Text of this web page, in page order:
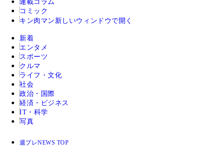
連載コラム
コミック
キン肉マン 新しいウィンドウで開く
新着
エンタメ
スポーツ
クルマ
ライフ・文化
社会
政治・国際
経済・ビジネス
IT・科学
写真
週プレNEWS TOP